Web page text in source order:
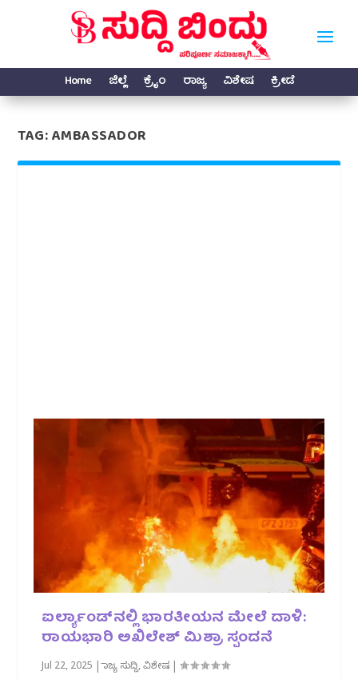
Home ಜಿಲ್ಲೆ ಕ್ರೈಂ ರಾಜ್ಯ ವಿಶೇಷ ಕ್ರೀಡೆ
TAG:AMBASSADOR
ಐರ್ಲ್ಯಾಂಡ್‌ನಲ್ಲಿ ಭಾರತೀಯನ ಮೇಲೆ ದಾಳಿ:
ರಾಯಭಾರಿ ಅಖಿಲೇಶ್ ಮಿಶ್ರಾ ಸ್ಪಂದನೆ
Jul 22, 2025 |ರಾಜ್ಯ ಸುದ್ದಿ,ವಿಶೇಷ |